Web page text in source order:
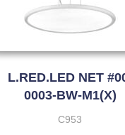
L.RED.LED NET
0003-BW-M1(X)
C953